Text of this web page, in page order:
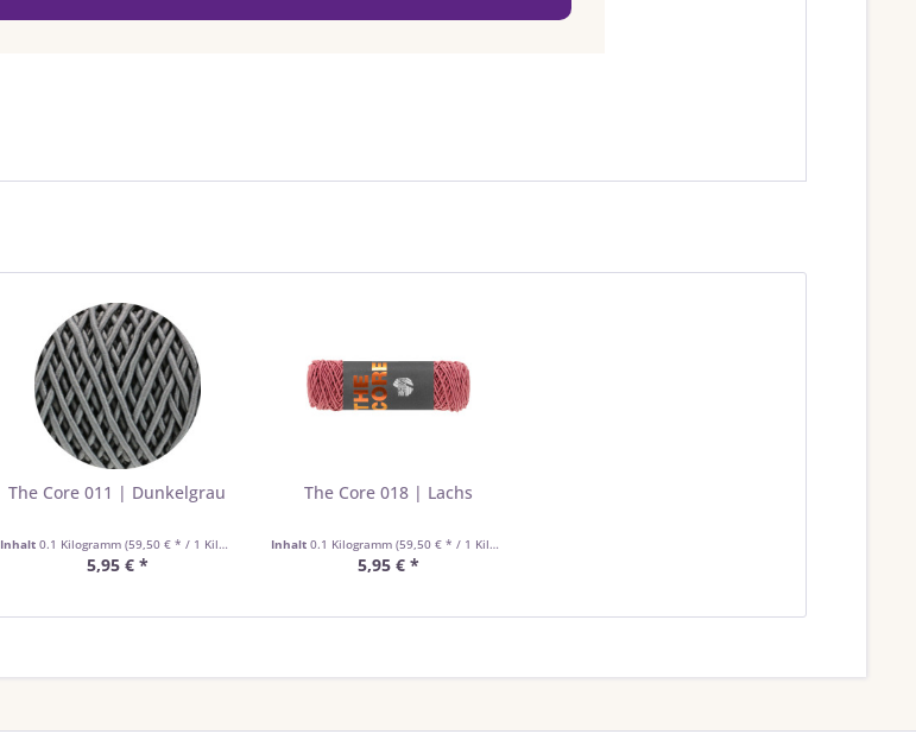
The Core 011 | Dunkelgrau
Inhalt0.1 Kilogramm(59,50 € * / 1 Kilogramm)
5,95 € *
The Core 018 | Lachs
Inhalt 0.1 Kilogramm (59,50 € * / 1 Kilogramm)
5,95 € *